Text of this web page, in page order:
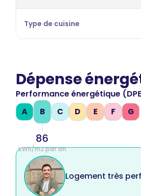
Type de cuisine
Dépense
Performance énergétique
A
B
86
kWh/m2 par an
C D E F G
Logement très